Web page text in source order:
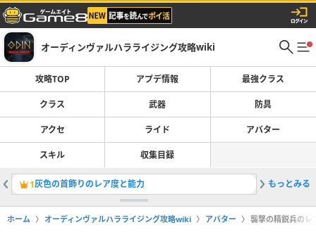
オーディンヴァルハラライジング攻略wiki
攻略TOP アプデ情報 最強クラス
クラス 武器 防具
アクセ ライド アバター
スキル 収集目録
1灰色の首飾りのレア度と能力 もっとみる
ホーム オーディンヴァルハラライジング攻略wiki アバター 襲撃の精鋭兵のレ